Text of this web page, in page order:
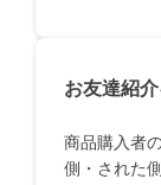
お友達紹
商品購入者
側・された